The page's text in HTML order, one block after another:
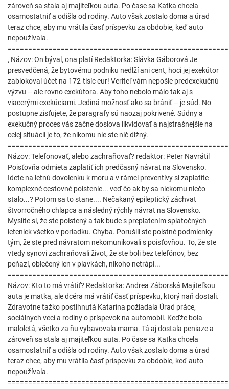
zároveň sa stala aj majiteľkou auta. Po čase sa Katka chcela
osamostatniť a odišla od rodiny. Auto však zostalo doma a úrad
teraz chce, aby mu vrátila časť príspevku za obdobie, keď auto
nepoužívala.
, Názov: On býval, ona platí Redaktorka: Slávka Gáborová Je
presvedčená, že bytovému podniku nedlží ani cent, hoci jej exekútor
zablokoval účet na 172-tisíc eur! Veriteľ vám nepošle predexekučnú
výzvu – ale rovno exekútora. Aby toho nebolo málo tak aj s
viacerými exekúciami. Jediná možnosť ako sa brániť – je súd. No
postupne zisťujete, že paragrafy sú naozaj pokrivené. Súdny a
exekučný proces vás začne doslova likvidovať a najstrašnejšie na
celej situácii je to, že nikomu nie ste nič dlžný.
Názov: Telefonovať, alebo zachraňovať? redaktor: Peter Navrátil
Poisťovňa odmieta zaplatiť ich predčasný návrat na Slovensko.
Idete na letnú dovolenku k moru a v rámci preventívy si zaplatíte
komplexné cestovné poistenie... veď čo ak by sa niekomu niečo
stalo...? Potom sa to stane.... Nečakaný epileptický záchvat
štvorročného chlapca a následný rýchly návrat na Slovensko.
Myslíte si, že ste poistený a tak bude s preplatením spiatočných
leteniek všetko v poriadku. Chyba. Porušili ste poistné podmienky
tým, že ste pred návratom nekomunikovali s poisťovňou. To, že ste
vtedy synovi zachraňovali život, že ste boli bez telefónov, bez
peňazí, oblečený len v plavkách, nikoho netrápi...
Názov: Kto to má vrátiť? Redaktorka: Andrea Záborská Majiteľkou
auta je matka, ale dcéra má vrátiť časť príspevku, ktorý naň dostali.
Zdravotne ťažko postihnutá Katarína požiadala Úrad práce,
sociálnych vecí a rodiny o príspevok na automobil. Keďže bola
maloletá, všetko za ňu vybavovala mama. Tá aj dostala peniaze a
zároveň sa stala aj majiteľkou auta. Po čase sa Katka chcela
osamostatniť a odišla od rodiny. Auto však zostalo doma a úrad
teraz chce, aby mu vrátila časť príspevku za obdobie, keď auto
nepoužívala.